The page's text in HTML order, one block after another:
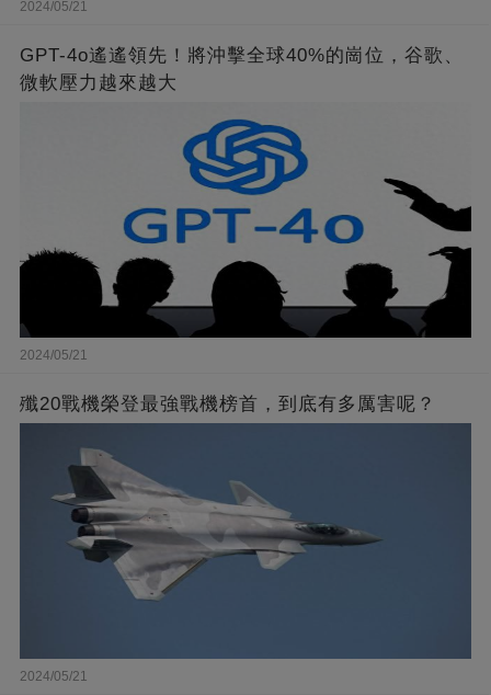
2024/05/21
GPT-4o遙遙領先！將沖擊全球40%的崗位，谷歌、
微軟壓力越來越大
2024/05/21
殲20戰機榮登最強戰機榜首，到底有多厲害呢？
2024/05/21